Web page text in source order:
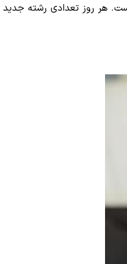
است. هر روز تعدادی رشته